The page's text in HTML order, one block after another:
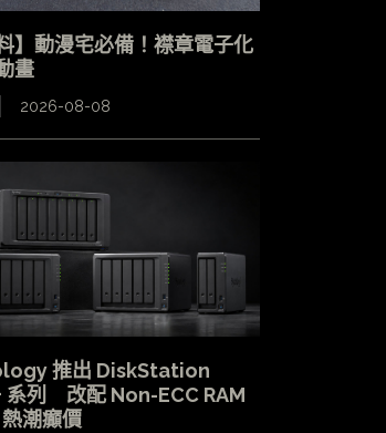
】動漫宅必備！襟章電子化
畫
2026-08-08
推出 DiskStation
系列 改配 Non-ECC RAM
潮癲價